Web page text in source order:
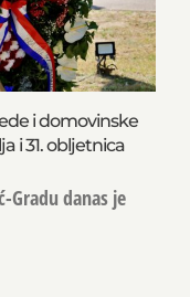
i domovinske
i 31. obljetnica
Gradu danas je